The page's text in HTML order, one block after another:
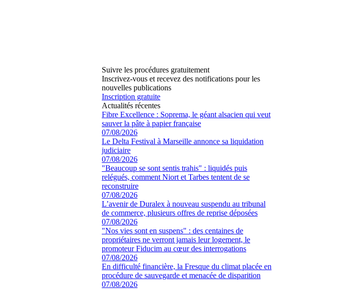
Suivre les procédures gratuitement
Inscrivez-vous et recevez des notifications pour les
nouvelles publications
Inscription gratuite
Actualités récentes
Fibre Excellence : Soprema, le géant alsacien qui veut
sauver la pâte à papier française
07/08/2026
Le Delta Festival à Marseille annonce sa liquidation
judiciaire
07/08/2026
"Beaucoup se sont sentis trahis" : liquidés puis
relégués, comment Niort et Tarbes tentent de se
reconstruire
07/08/2026
L’avenir de Duralex à nouveau suspendu au tribunal
de commerce, plusieurs offres de reprise déposées
07/08/2026
"Nos vies sont en suspens" : des centaines de
propriétaires ne verront jamais leur logement, le
promoteur Fiducim au cœur des interrogations
07/08/2026
En difficulté financière, la Fresque du climat placée en
procédure de sauvegarde et menacée de disparition
07/08/2026